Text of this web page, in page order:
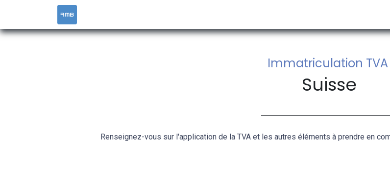
Immatriculation TVA
Suisse
Renseignez-vous sur l'application de la TVA et les autres éléments à prendre en